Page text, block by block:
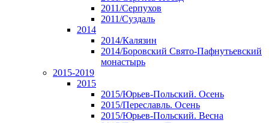
2011/Серпухов
2011/Суздаль
2014
2014/Калязин
2014/Боровский Свято-Пафнутьевский
монастырь
2015-2019
2015
2015/Юрьев-Польский. Осень
2015/Переславль. Осень
2015/Юрьев-Польский. Весна